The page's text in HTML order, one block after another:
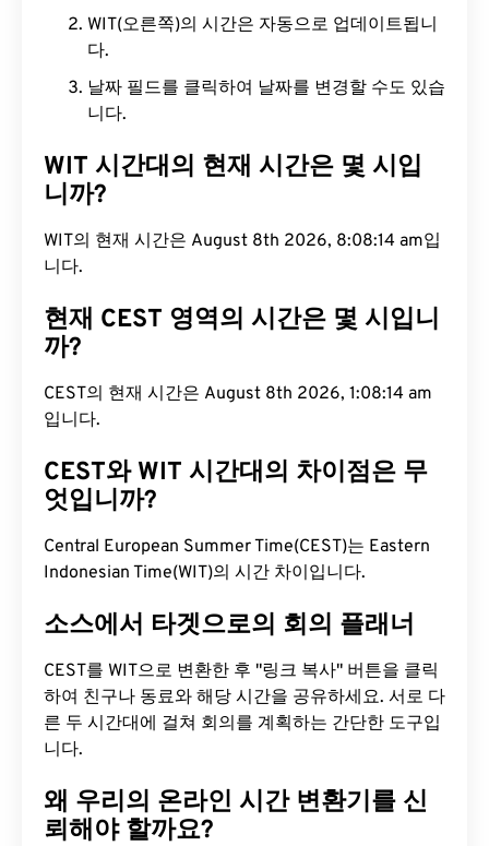
WIT(오른쪽)의 시간은 자동으로 업데이트됩니
다.
날짜 필드를 클릭하여 날짜를 변경할 수도 있습
니다.
WIT 시간대의 현재 시간은 몇 시입
니까?
WIT의 현재 시간은 August 8th 2026, 8:08:15 am입
니다.
현재 CEST 영역의 시간은 몇 시입니
까?
CEST의 현재 시간은 August 8th 2026, 1:08:15 am
입니다.
CEST와 WIT 시간대의 차이점은 무
엇입니까?
Central European Summer Time(CEST)는 Eastern
Indonesian Time(WIT)의 시간 차이입니다.
소스에서 타겟으로의 회의 플래너
CEST를 WIT으로 변환한 후 "링크 복사" 버튼을 클릭
하여 친구나 동료와 해당 시간을 공유하세요. 서로 다
른 두 시간대에 걸쳐 회의를 계획하는 간단한 도구입
니다.
왜 우리의 온라인 시간 변환기를 신
뢰해야 할까요?